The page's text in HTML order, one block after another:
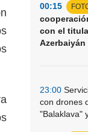
00:15
con el
Azerbaiyán
23:00
con drones
"Balaklava"